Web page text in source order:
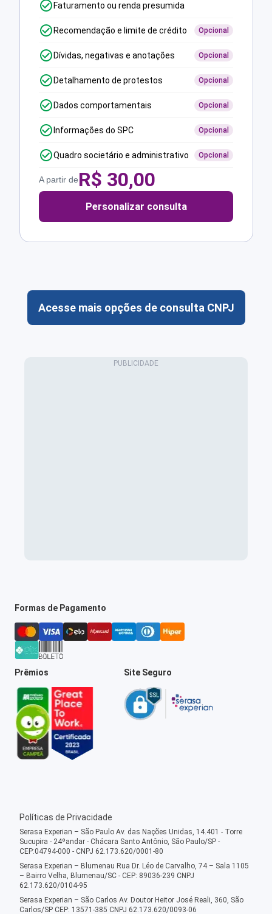
Faturamento ou renda presumida
Recomendação e limite de crédito Opcional
Dívidas, negativas e anotações Opcional
Detalhamento de protestos Opcional
Dados comportamentais Opcional
Informações do SPC Opcional
Quadro societário e administrativo Opcional
A partir deR$ 30,00
Personalizar consulta
Acesse mais opções de consulta CNPJ
Formas de Pagamento
Prêmios Site Seguro
Políticas de Privacidade
Serasa Experian – São Paulo Av. das Nações Unidas, 14.401 - Torre
Sucupira - 24ºandar - Chácara Santo Antônio, São Paulo/SP -
CEP:04794-000 - CNPJ 62.173.620/0001-80
Serasa Experian – Blumenau Rua Dr. Léo de Carvalho, 74 – Sala 1105
– Bairro Velha, Blumenau/SC - CEP: 89036-239 CNPJ
62.173.620/0104-95
Serasa Experian – São Carlos Av. Doutor Heitor José Reali, 360, São
Carlos/SP CEP: 13571-385 CNPJ 62.173.620/0093-06